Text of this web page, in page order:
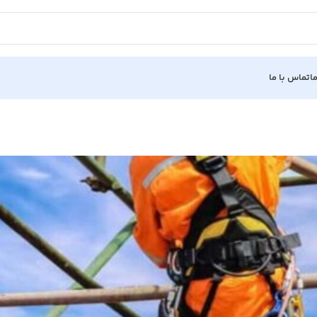
تماس با ما